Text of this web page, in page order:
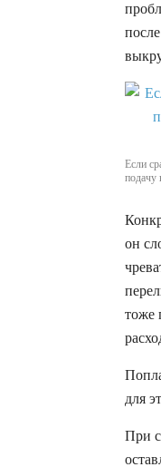
Если
подачу
он
тоже
для
При